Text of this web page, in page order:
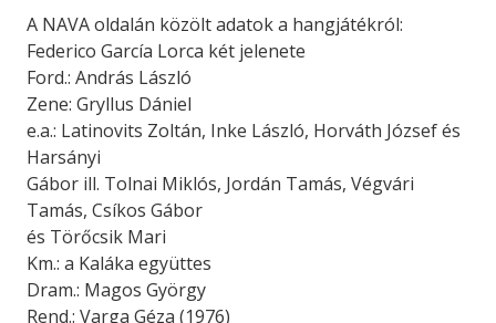
A NAVA oldalán közölt adatok a hangjátékról:
Federico García Lorca két jelenete
Ford.: András László
Zene: Gryllus Dániel
e.a.: Latinovits Zoltán, Inke László, Horváth József és
Harsányi
Gábor ill. Tolnai Miklós, Jordán Tamás, Végvári
Tamás, Csíkos Gábor
és Törőcsik Mari
Km.: a Kaláka együttes
Dram.: Magos György
Rend.: Varga Géza (1976)